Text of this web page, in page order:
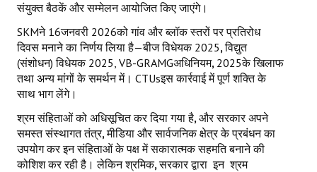
संयुक्त बैठकें और सम्मेलन आयोजित किए जाएंगे।
SKMने 16जनवरी 2026को गांव और ब्लॉक स्तरों पर प्रतिरोध
दिवस मनाने का निर्णय लिया है—बीज विधेयक 2025,विद्युत
(संशोधन) विधेयक 2025, VB-GRAMGअधिनियम, 2025के खिलाफ
तथा अन्य मांगों के समर्थन में। CTUsइस कार्रवाई में पूर्ण शक्ति के
साथ भाग लेंगे।
श्रम संहिताओं को अधिसूचित कर दिया गया है,और सरकार अपने
समस्त संस्थागत तंत्र,मीडिया और सार्वजनिक क्षेत्र के प्रबंधन का
उपयोग कर इन संहिताओं के पक्ष में सकारात्मक सहमति बनाने की
कोशिश कर रही है। लेकिन श्रमिक,सरकार द्वारा इन श्रम